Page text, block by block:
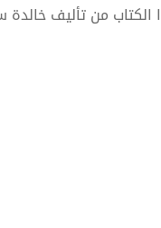
الكتاب من تأليف